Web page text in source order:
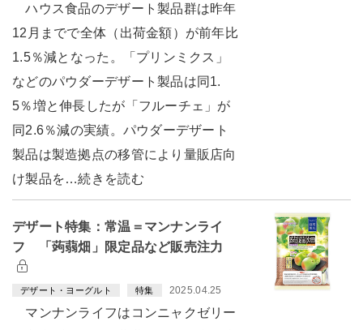
ハウス食品のデザート製品群は昨年
12月までで全体（出荷金額）が前年比
1.5％減となった。「プリンミクス」
などのパウダーデザート製品は同1.
5％増と伸長したが「フルーチェ」が
同2.6％減の実績。パウダーデザート
製品は製造拠点の移管により量販店向
け製品を…続きを読む
デザート特集：常温＝マンナンライ
フ 「蒟蒻畑」限定品など販売注力
デザート・ヨーグルト 特集 2025.04.25
マンナンライフはコンニャクゼリー